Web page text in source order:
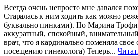
Всегда очень непросто мне давался
Старалась к ним ходить как можно
буквально пинками). Но Марина
аккуратный, спокойный,
врач, что я кардинально поменяла
посещению гинеколога) Теперь...